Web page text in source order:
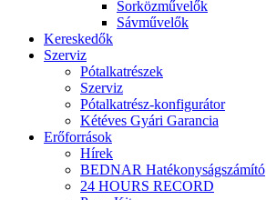
Sorközművelők
Sávművelők
Kereskedők
Szerviz
Pótalkatrészek
Szerviz
Pótalkatrész-konfigurátor
Kétéves Gyári Garancia
Erőforrások
Hírek
BEDNAR Hatékonyságszámító
24 HOURS RECORD